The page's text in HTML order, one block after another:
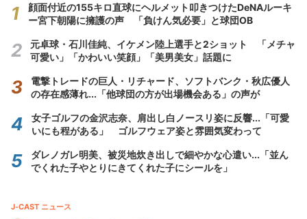
顔面付近の155キロ直球にヘルメット叩きつけたDeNAルーキ
ー宮下朝陽に擁護の声 「負けん気必要」と球団OB
元卓球・石川佳純、イケメン陸上選手と2ショット 「メチャ
可愛い」「かわいい笑顔」「美男美女」話題に
電撃トレードの巨人・リチャード、ソフトバンク・秋広優人
の存在感薄れ...「他球団の方が出場機会ある」の声が
女子ゴルフの金沢志奈、肩出し白ノースリ姿に反響...「可愛
いにも程がある」 ゴルフウェア姿と雰囲気変わって
ダレノガレ明美、被災地炊き出しで細やかな心遣い...「並ん
でくれた子やとりにきてくれた子にシールを」
J-CAST ニュース